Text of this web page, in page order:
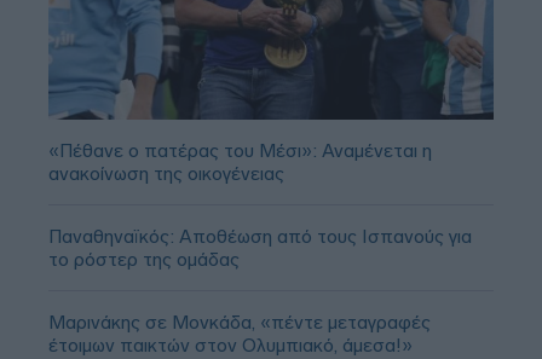
«Πέθανε ο πατέρας του Μέσι»: Αναμένεται η
ανακοίνωση της οικογένειας
Παναθηναϊκός: Αποθέωση από τους Ισπανούς για
το ρόστερ της ομάδας
Μαρινάκης σε Μονκάδα, «πέντε μεταγραφές
έτοιμων παικτών στον Ολυμπιακό, άμεσα!»